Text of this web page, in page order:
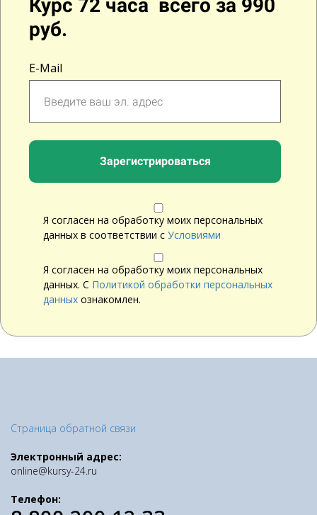
Курс 72 часа всего за 990
руб.
E-Mail
Зарегистрироваться
Я согласен на обработку моих персональных
данных в соответствии с Условиями
Я согласен на обработку моих персональных
данных. С Политикой обработки персональных
данных ознакомлен.
Страница обратной связи
Электронный адрес:
online@kursy-24.ru
Телефон: